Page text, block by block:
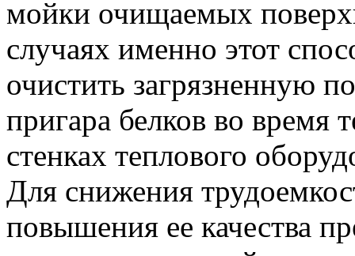
мойки очищаемых
случаях именно этот
очистить загрязненную
пригара белков во время
стенках теплового
Для снижения
повышения ее качества